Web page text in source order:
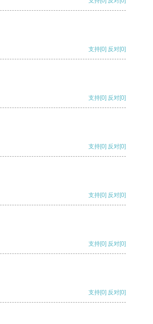
支持[0] 反对[0]
支持[0] 反对[0]
支持[0] 反对[0]
支持[0] 反对[0]
支持[0] 反对[0]
支持[0] 反对[0]